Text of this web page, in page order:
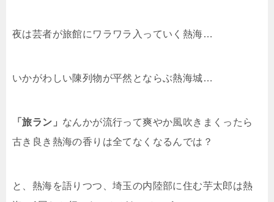
夜は芸者が旅館にワラワラ入っていく熱海…
いかがわしい陳列物が平然とならぶ熱海城…
「旅ラン」 なんかが流行って爽やか風吹きまくったら
古き良き熱海の香りは全てなくなるんでは？
と、熱海を語りつつ、埼玉の内陸部に住む芋太郎は熱